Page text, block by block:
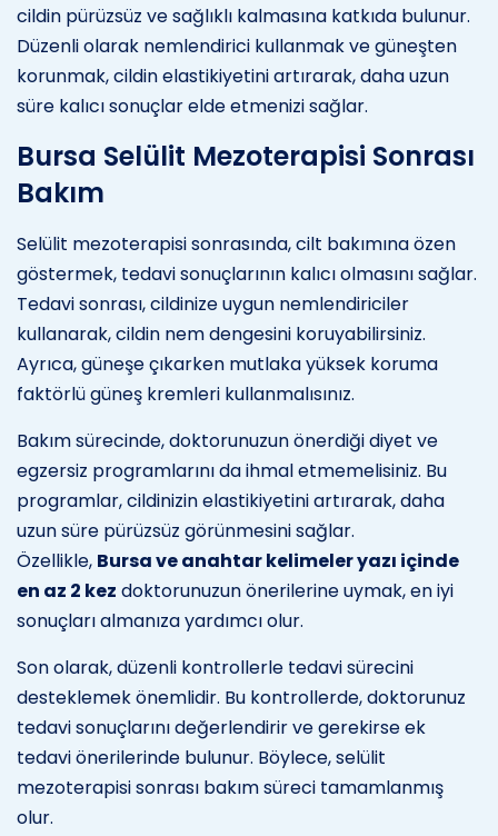
cildin pürüzsüz ve sağlıklı kalmasına katkıda bulunur.
Düzenli olarak nemlendirici kullanmak ve güneşten
korunmak, cildin elastikiyetini artırarak, daha uzun
süre kalıcı sonuçlar elde etmenizi sağlar.
Bursa Selülit Mezoterapisi Sonrası
Bakım
Selülit mezoterapisi sonrasında, cilt bakımına özen
göstermek, tedavi sonuçlarının kalıcı olmasını sağlar.
Tedavi sonrası, cildinize uygun nemlendiriciler
kullanarak, cildin nem dengesini koruyabilirsiniz.
Ayrıca, güneşe çıkarken mutlaka yüksek koruma
faktörlü güneş kremleri kullanmalısınız.
Bakım sürecinde, doktorunuzun önerdiği diyet ve
egzersiz programlarını da ihmal etmemelisiniz. Bu
programlar, cildinizin elastikiyetini artırarak, daha
uzun süre pürüzsüz görünmesini sağlar.
Özellikle, Bursa ve anahtar kelimeler yazı içinde
en az 2 kez doktorunuzun önerilerine uymak, en iyi
sonuçları almanıza yardımcı olur.
Son olarak, düzenli kontrollerle tedavi sürecini
desteklemek önemlidir. Bu kontrollerde, doktorunuz
tedavi sonuçlarını değerlendirir ve gerekirse ek
tedavi önerilerinde bulunur. Böylece, selülit
mezoterapisi sonrası bakım süreci tamamlanmış
olur.